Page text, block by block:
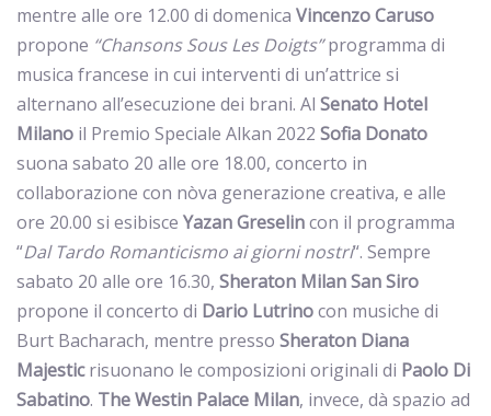
mentre alle ore 12.00 di domenica Vincenzo Caruso
propone “Chansons Sous Les Doigts”programma di
musica francese in cui interventi di un’attrice si
alternano all’esecuzione dei brani. Al Senato Hotel
Milano il Premio Speciale Alkan 2022 Sofia Donato
suona sabato 20 alle ore 18.00, concerto in
collaborazione con nòva generazione creativa, e alle
ore 20.00 si esibisce YazanGreselincon il programma
“Dal Tardo Romanticismo ai giorni nostri“. Sempre
sabato 20 alle ore 16.30, Sheraton MilanSanSiro
propone il concerto di Dario Lutrinocon musiche di
Burt Bacharach, mentre presso Sheraton Diana
Majesticrisuonano le composizioni originali di Paolo Di
Sabatino. The Westin Palace Milan, invece, dà spazio ad